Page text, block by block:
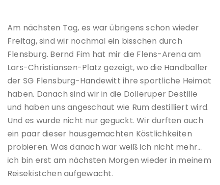
Am nächsten Tag, es war übrigens schon wieder
Freitag, sind wir nochmal ein bisschen durch
Flensburg. Bernd Fim hat mir die Flens-Arena am
Lars-Christiansen-Platz gezeigt, wo die Handballer
der SG Flensburg-Handewitt ihre sportliche Heimat
haben. Danach sind wir in die Dolleruper Destille
und haben uns angeschaut wie Rum destilliert wird.
Und es wurde nicht nur geguckt. Wir durften auch
ein paar dieser hausgemachten Köstlichkeiten
probieren. Was danach war weiß ich nicht mehr…
ich bin erst am nächsten Morgen wieder in meinem
Reisekistchen aufgewacht.